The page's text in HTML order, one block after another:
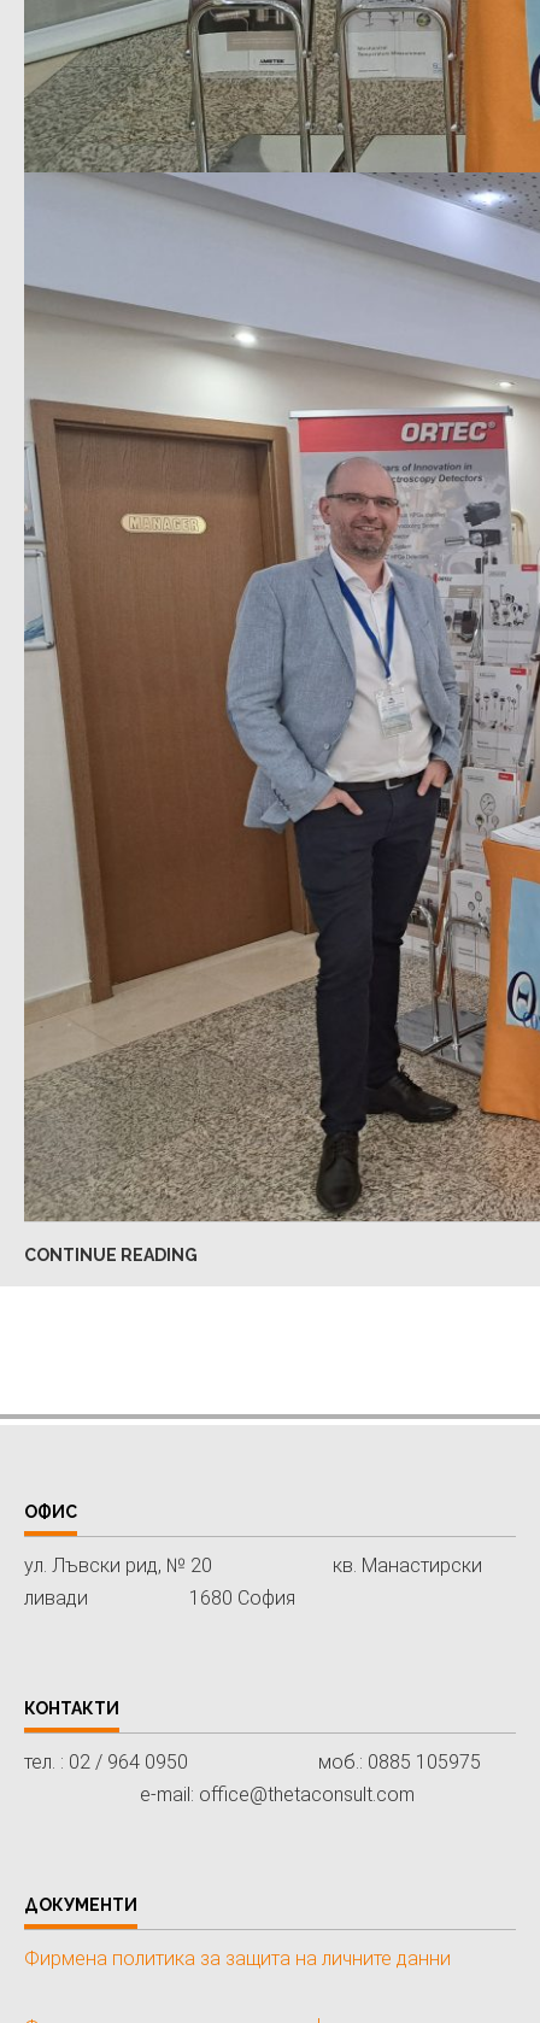
CONTINUE READING
ОФИС
ул. Лъвски рид, № 20 кв. Манастирски
ливади 1680 София
КОНТАКТИ
тел. : 02 / 964 0950 моб.: 0885 105975
e-mail: office@thetaconsult.com
ДОКУМЕНТИ
Фирмена политика за защита на личните данни